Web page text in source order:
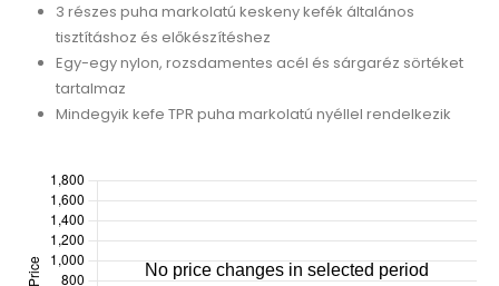
3 részes puha markolatú keskeny kefék általános
tisztításhoz és előkészítéshez
Egy-egy nylon, rozsdamentes acél és sárgaréz sörtéket
tartalmaz
Mindegyik kefe TPR puha markolatú nyéllel rendelkezik